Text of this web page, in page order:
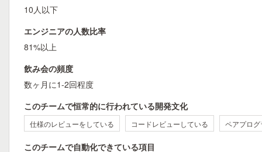
10人以下
エンジニアの人数比率
81%以上
飲み会の頻度
数ヶ月に1-2回程度
このチームで恒常的に行われている開発文化
仕様のレビューをしている コードレビューしている ペアプロ
このチームで自動化できている項目